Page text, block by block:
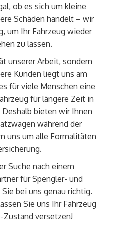
ob es sich um kleine
Schäden handelt – wir
um Ihr Fahrzeug wieder
zu lassen.
unserer Arbeit, sondern
Kunden liegt uns am
für viele Menschen eine
für längere Zeit in
bieten wir Ihnen
während der
uns um alle Formalitäten
Suche nach einem
für Spengler- und
bei uns genau richtig.
Sie uns Ihr Fahrzeug
Zustand versetzen!